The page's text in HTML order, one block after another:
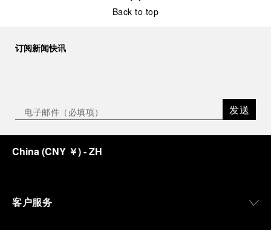
Back to top
订阅新闻快讯
发送
China(CNY ￥)- ZH
客户服务